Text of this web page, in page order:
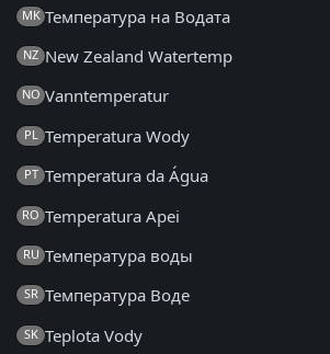
MK Температура на Водата
NZ New Zealand Watertemp
NO Vanntemperatur
PL Temperatura Wody
PT Temperatura da Água
RO Temperatura Apei
RU Температура воды
SR Температура Воде
SK Teplota Vody